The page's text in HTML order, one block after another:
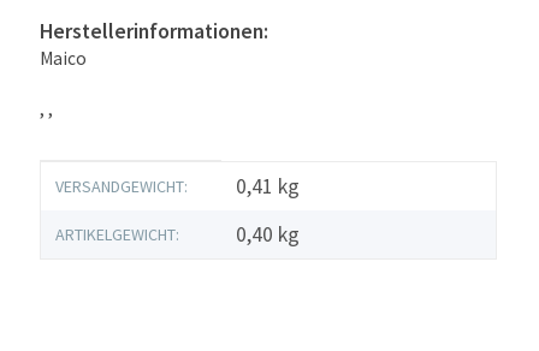
Herstellerinformationen:
Maico
, ,
Produkteigenschaft
Wert
VERSANDGEWICHT: 0,41 kg
ARTIKELGEWICHT: 0,40 kg